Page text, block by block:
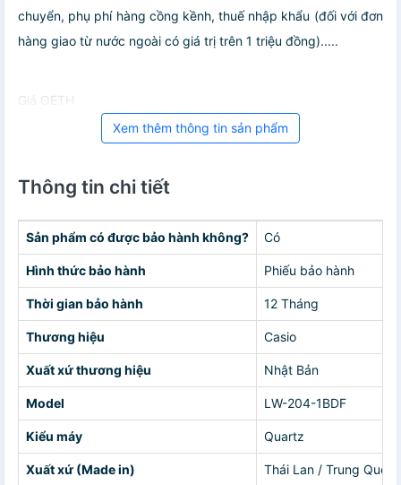
chuyển, phụ phí hàng cồng kềnh, thuế nhập khẩu (đối với đơn
hàng giao từ nước ngoài có giá trị trên 1 triệu đồng).....
Giá OETH
Xem thêm thông tin sản phẩm
Thông tin chi tiết
Sản phẩm có được bảo hành không? Có
Hình thức bảo hành Phiếu bảo hành
Thời gian bảo hành 12 Tháng
Thương hiệu Casio
Xuất xứ thương hiệu Nhật Bản
Model LW-204-1BDF
Kiểu máy Quartz
Xuất xứ (Made in) Thái Lan / Trung Quốc